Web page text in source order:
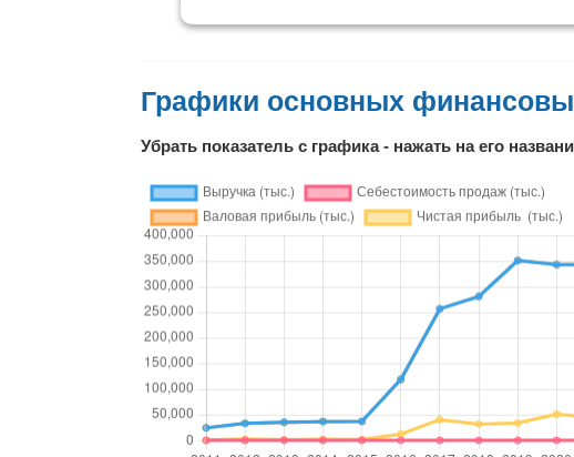
Графики основных
Убрать показатель с графика - нажать на его